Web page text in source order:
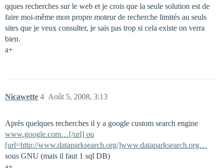
qques recherches sur le web et je crois que la seule solution est de
faire moi-même mon propre moteur de recherche limités au seuls
sites que je veux consulter, je sais pas trop si cela existe on verra
bien.
a+
Nicawette Août 5, 2008, 3:13
4
Après quelques recherches il y a google custom search engine
www.google.com…[/url] ou
[url=http://www.dataparksearch.org/]www.dataparksearch.org…
sous GNU (mais il faut 1 sql DB)